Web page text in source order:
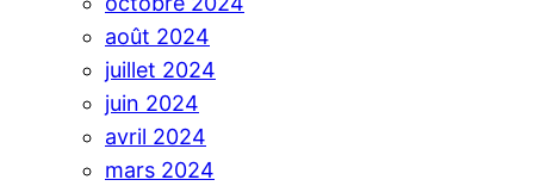
août 2024
juillet 2024
juin 2024
avril 2024
mars 2024